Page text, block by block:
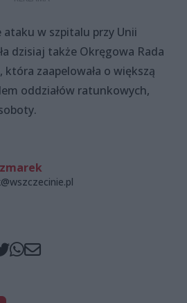
w szpitalu przy Unii
dzisiaj także Okręgowa Rada
która zaapelowała o większą
oddziałów ratunkowych,